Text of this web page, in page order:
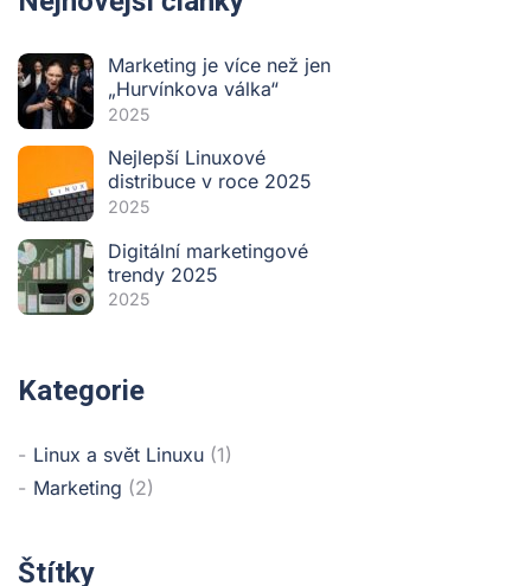
Marketing je více než jen
„Hurvínkova válka“
2025
Nejlepší Linuxové
distribuce v roce 2025
2025
Digitální marketingové
trendy 2025
2025
Kategorie
Linux a svět Linuxu (1)
Marketing (2)
Štítky